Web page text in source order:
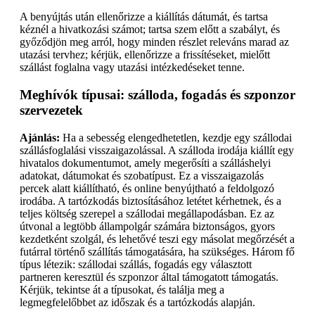
A benyújtás után ellenőrizze a kiállítás dátumát, és tartsa
kéznél a hivatkozási számot; tartsa szem előtt a szabályt, és
győződjön meg arról, hogy minden részlet releváns marad az
utazási tervhez; kérjük, ellenőrizze a frissítéseket, mielőtt
szállást foglalna vagy utazási intézkedéseket tenne.
Meghívók típusai: szálloda, fogadás és szponzor
szervezetek
Ajánlás: Ha a sebesség elengedhetetlen, kezdje egy szállodai
szállásfoglalási visszaigazolással. A szálloda irodája kiállít egy
hivatalos dokumentumot, amely megerősíti a szálláshelyi
adatokat, dátumokat és szobatípust. Ez a visszaigazolás
percek alatt kiállítható, és online benyújtható a feldolgozó
irodába. A tartózkodás biztosításához letétet kérhetnek, és a
teljes költség szerepel a szállodai megállapodásban. Ez az
útvonal a legtöbb állampolgár számára biztonságos, gyors
kezdetként szolgál, és lehetővé teszi egy másolat megőrzését a
futárral történő szállítás támogatására, ha szükséges. Három fő
típus létezik: szállodai szállás, fogadás egy választott
partneren keresztül és szponzor által támogatott támogatás.
Kérjük, tekintse át a típusokat, és találja meg a
legmegfelelőbbet az időszak és a tartózkodás alapján.